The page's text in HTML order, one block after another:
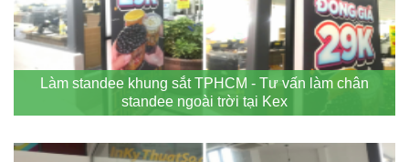
Làm standee khung sắt TPHCM - Tư vấn làm chân
standee ngoài trời tại Kex